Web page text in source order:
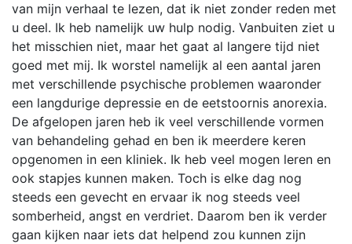
van mijn verhaal te lezen, dat ik niet zonder reden met
u deel. Ik heb namelijk uw hulp nodig. Vanbuiten ziet u
het misschien niet, maar het gaat al langere tijd niet
goed met mij. Ik worstel namelijk al een aantal jaren
met verschillende psychische problemen waaronder
een langdurige depressie en de eetstoornis anorexia.
De afgelopen jaren heb ik veel verschillende vormen
van behandeling gehad en ben ik meerdere keren
opgenomen in een kliniek. Ik heb veel mogen leren en
ook stapjes kunnen maken. Toch is elke dag nog
steeds een gevecht en ervaar ik nog steeds veel
somberheid, angst en verdriet. Daarom ben ik verder
gaan kijken naar iets dat helpend zou kunnen zijn